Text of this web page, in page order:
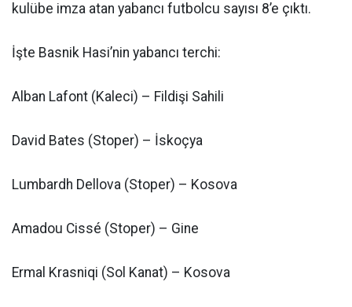
kulübe imza atan yabancı futbolcu sayısı 8’e çıktı.
İşte Basnik Hasi’nin yabancı terchi:
Alban Lafont (Kaleci) – Fildişi Sahili
David Bates (Stoper) – İskoçya
Lumbardh Dellova (Stoper) – Kosova
Amadou Cissé (Stoper) – Gine
Ermal Krasniqi (Sol Kanat) – Kosova